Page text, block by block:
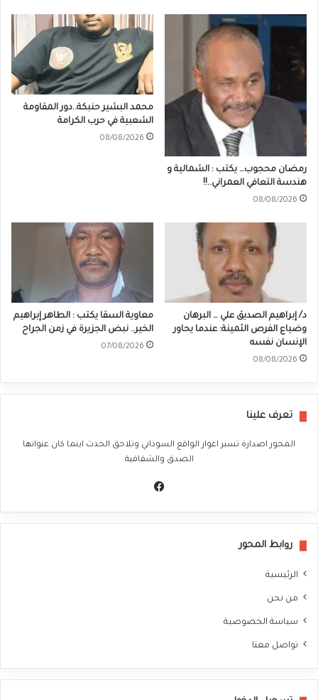
رمضان محجوب… يكتب : الشمالية و
هندسة التعافي العمراني..!!
08/08/2026
محمد البشير حنبكة..دور المقاومة
الشعبية في حرب الكرامة
08/08/2026
د/ إبراهيم الصديق علي … البرهان
وضياع الفرص الثمينة: عندما يحاور
الإنسان نفسه
08/08/2026
معاوية السقا يكتب : الطاهر إبراهيم
الخير.. نبض الجزيرة في زمن الجراح
07/08/2026
تعرف علينا
المحور اصدارة تسبر اغوار الواقع السوداني وتلاحق الحدث اينما كان عنوانها
الصدق والشفافية
روابط المحور
الرئيسية
من نحن
سياسة الخصوصية
تواصل معنا